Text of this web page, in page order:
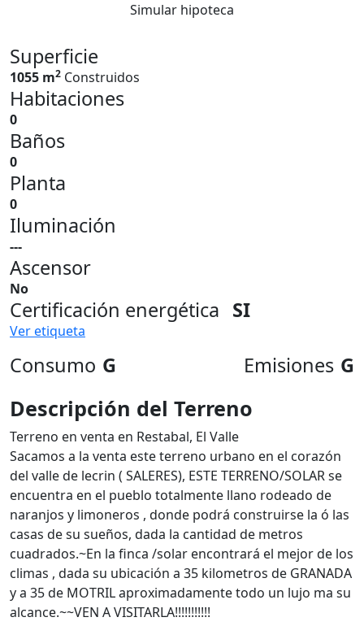
Simular hipoteca
Superficie
1055 m2 Construidos
Habitaciones
0
Baños
0
Planta
0
Iluminación
---
Ascensor
No
Certificación energética SI
Ver etiqueta
Consumo G Emisiones G
Descripción del Terreno
Terreno en venta en Restabal, El Valle
Sacamos a la venta este terreno urbano en el corazón
del valle de lecrin ( SALERES), ESTE TERRENO/SOLAR se
encuentra en el pueblo totalmente llano rodeado de
naranjos y limoneros , donde podrá construirse la ó las
casas de su sueños, dada la cantidad de metros
cuadrados.~En la finca /solar encontrará el mejor de los
climas , dada su ubicación a 35 kilometros de GRANADA
y a 35 de MOTRIL aproximadamente todo un lujo ma su
alcance.~~VEN A VISITARLA!!!!!!!!!!!